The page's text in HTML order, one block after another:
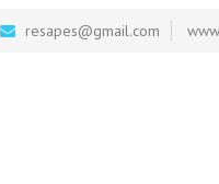
resapes@gmail.com